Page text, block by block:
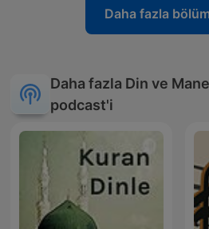
Daha fazla
Daha fazla Din ve
podcast'i